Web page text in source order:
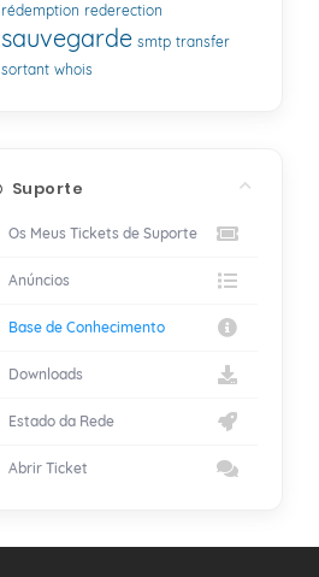
rédemption rederection
sauvegarde smtp transfer
sortant whois
Suporte
Os Meus Tickets de Suporte
Anúncios
Base de Conhecimento
Downloads
Estado da Rede
Abrir Ticket